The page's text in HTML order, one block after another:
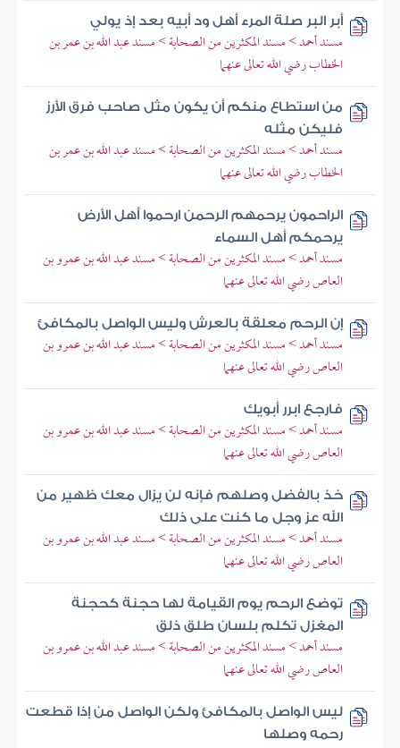
أبر البر صلة المرء أهل ود أبيه بعد إذ يولي
مسند أحمد > مسند المكثرين من الصحابة > مسند عبد الله بن عمر بن
الخطاب رضي الله تعالى عنهما
من استطاع منكم أن يكون مثل صاحب فرق الأرز
فليكن مثله
مسند أحمد > مسند المكثرين من الصحابة > مسند عبد الله بن عمر بن
الخطاب رضي الله تعالى عنهما
الراحمون يرحمهم الرحمن ارحموا أهل الأرض
يرحمكم أهل السماء
مسند أحمد > مسند المكثرين من الصحابة > مسند عبد الله بن عمرو بن
العاص رضي الله تعالى عنهما
إن الرحم معلقة بالعرش وليس الواصل بالمكافئ
مسند أحمد > مسند المكثرين من الصحابة > مسند عبد الله بن عمرو بن
العاص رضي الله تعالى عنهما
فارجع ابرر أبويك
مسند أحمد > مسند المكثرين من الصحابة > مسند عبد الله بن عمرو بن
العاص رضي الله تعالى عنهما
خذ بالفضل وصلهم فإنه لن يزال معك ظهير من
الله عز وجل ما كنت على ذلك
مسند أحمد > مسند المكثرين من الصحابة > مسند عبد الله بن عمرو بن
العاص رضي الله تعالى عنهما
توضع الرحم يوم القيامة لها حجنة كحجنة
المغزل تكلم بلسان طلق ذلق
مسند أحمد > مسند المكثرين من الصحابة > مسند عبد الله بن عمرو بن
العاص رضي الله تعالى عنهما
ليس الواصل بالمكافئ ولكن الواصل من إذا قطعت
رحمه وصلها